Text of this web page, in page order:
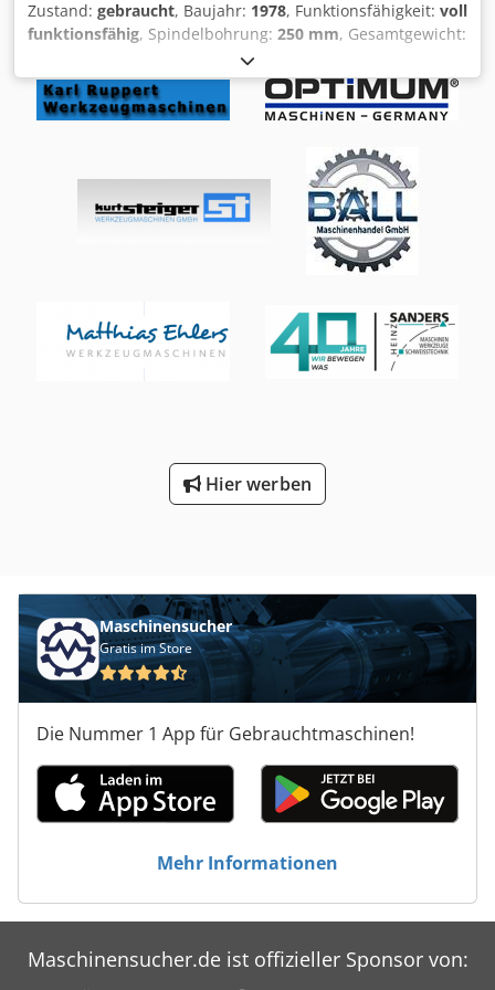
Zustand: gebraucht, Baujahr: 1978, Funktionsfähigkeit: voll
funktionsfähig, Spindelbohrung: 250 mm, Gesamtgewicht:
, Marke: Gurutzpe Modell: Super AT 8000/600
Dkedsyc R I Ajpfx Alhjr Spitzenweite: 8.000 mm
Umlaufdurchmesser über Bett: 1.200 mm
Umlaufdurchmesser über Schlitten: 910 mm
Spindelbohrung: 250 mm Aussparung: - Zulässiger
Durchmesser: 1.500 mm - Länge vor der Spindel: 410 mm
Motorisierter Schlitten Maximales zulässiges
Werkstückgewicht zwischen den Spitzen: 3.500 kg
Maximales zulässiges Werkstückgewicht mit einer Lünette:
4.400 kg Maximales zulässiges Werkstückgewicht mit zwei
Inklusive: - TdG 3-Backen-Futter 520 mm mit Innen-,
Außen- sowie weichen Backen - Planscheibe 1.100 mm -
Geschlossene Lünette 500 mm - Offene Stützlünette 800
*Originale Betriebsanleitung vorhanden
Hier werben
Maschinensucher
Gratis im Store
Die Nummer 1 App für Gebrauchtmaschinen!
Mehr Informationen
Maschinensucher.de ist offizieller Sponsor von: